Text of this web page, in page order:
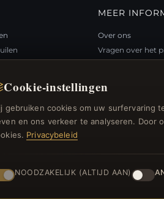
Cookie-instellingen
gebruiken cookies om uw surfervaring
en ons verkeer te analyseren. Door
Privacybeleid
NOODZAKELIJK (ALTIJD AAN)
op
MEER
Over ons
Vragen over het
Cadeaubon FAQ
Kortingsbonnen
Afmelden voor